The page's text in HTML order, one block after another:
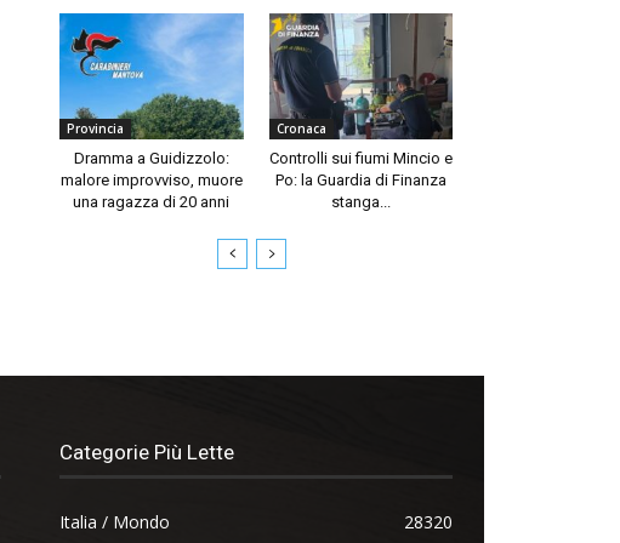
Provincia
Dramma a Guidizzolo:
malore improvviso, muore
una ragazza di 20 anni
Cronaca
Controlli sui fiumi Mincio e
Po: la Guardia di Finanza
stanga...
Categorie Più Lette
Italia / Mondo 28320